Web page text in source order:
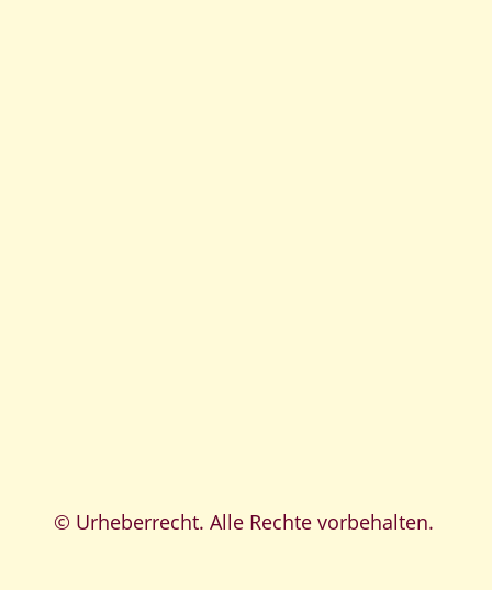
© Urheberrecht. Alle Rechte vorbehalten.